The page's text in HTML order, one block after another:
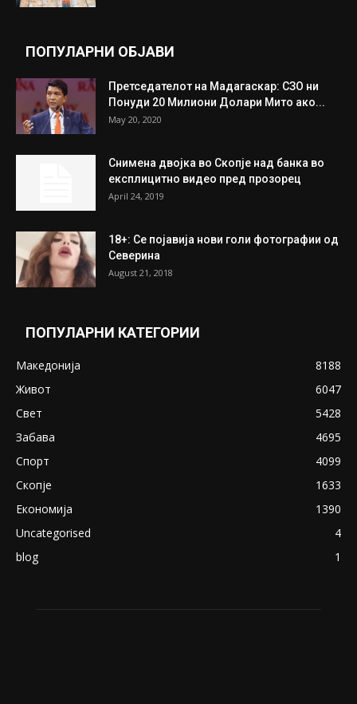
ПОПУЛАРНИ ОБЈАВИ
Претседателот на Мадагаскар: СЗО ни
Понуди 20 Милиони Долари Мито ако...
May 20, 2020
Снимена двојка во Скопје над банка во
експлицитно видео пред прозорец
April 24, 2019
18+: Се појавија нови голи фотографии од
Северина
August 21, 2018
ПОПУЛАРНИ КАТЕГОРИИ
Македонија
8188
Живот
6047
Свет
5428
Забава
4695
Спорт
4099
Скопје
1633
Економија
1390
Uncategorised
4
blog
1